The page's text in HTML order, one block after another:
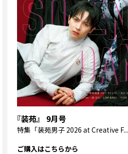
『装苑』 9月号
特集 「装苑男子 2026 at Creative F...
ご購入はこちらから